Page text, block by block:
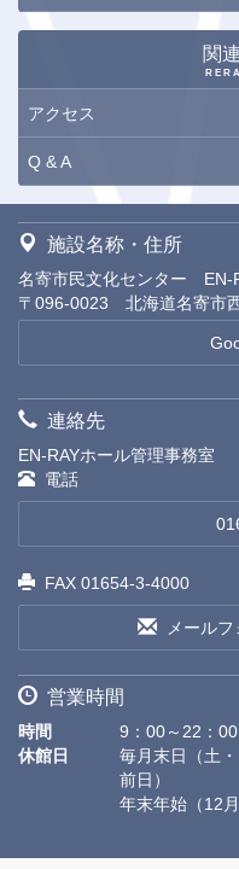
関
アクセス
Q & A
施設名称・住所
名寄市民文化センター EN-
〒096-0023 北海道名寄市
連絡先
EN-RAYホール管理事務室
電話
FAX 01654-3-4000
メール
営業時間
時間
9：00～22：00
休館日
毎月末日（土
前日）
年末年始（12